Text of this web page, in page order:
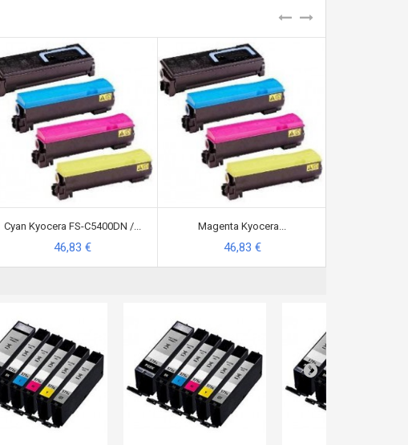
Cyan Kyocera FS-C5400DN /...
46,83 €
Magenta Kyocera...
46,83 €